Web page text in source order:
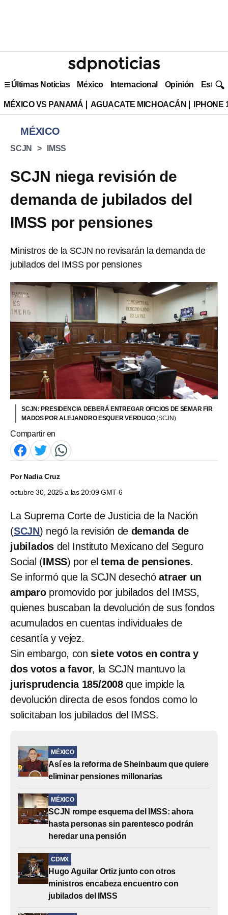
Últimas Noticias México Internacional Opinión Estilo
MÉXICO VS PANAMÁ AGUACATE MICHOACÁN IPHONE
MÉXICO
SCJN IMSS
SCJN niega revisión de
demanda de jubilados del
IMSS por pensiones
Ministros de la SCJN no revisarán la demanda de
jubilados del IMSS por pensiones
SCJN: PRESIDENCIA DEBERÁ ENTREGAR OFICIOS DE SEMAR FIR
MADOS POR ALEJANDRO ESQUER VERDUGO(SCJN)
Compartir en
PorNadia Cruz
octubre 30, 2025 a las 20:09 GMT-6
La Suprema Corte de Justicia de la Nación
(SCJN) negó la revisión de demanda de
jubilados del Instituto Mexicano del Seguro
Social (IMSS) por el tema de pensiones.
Se informó que la SCJN desechó atraer un
amparopromovido por jubilados del IMSS,
quienes buscaban la devolución de sus fondos
acumulados en cuentas individuales de
cesantía y vejez.
Sin embargo, con siete votos en contra y
dos votos a favor, la SCJN mantuvo la
jurisprudencia 185/2008 que impide la
devolución directa de esos fondos como lo
solicitaban los jubilados del IMSS.
MÉXICO
Así es la reforma de Sheinbaum que quiere
eliminar pensiones millonarias
MÉXICO
SCJN rompe esquema del IMSS: ahora
hasta personas sin parentesco podrán
heredar una pensión
CDMX
Hugo Aguilar Ortiz junto con otros
ministros encabeza encuentro con
jubilados del IMSS